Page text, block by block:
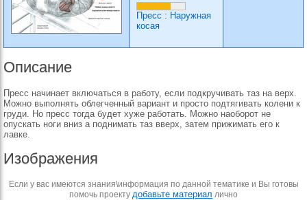
Пресс : Наружная
косая
Описание
Пресс начинает включаться в работу, если подкручивать таз на верх.
Можно выполнять облегченный вариант и просто подтягивать колени к
груди. Но пресс тогда будет хуже работать. Можно наоборот не
опускать ноги вниз а поднимать таз вверх, затем прижимать его к
лавке.
Изображения
Если у вас имеются знания\информация по данной тематике и Вы готовы
помочь проекту добавьте материал лично